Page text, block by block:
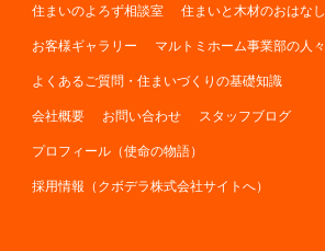
住まいのよろず相談室 住まいと木材のおはなし
お客様ギャラリー マルトミホーム事業部の人々
よくあるご質問・住まいづくりの基礎知識
会社概要 お問い合わせ スタッフブログ
プロフィール（使命の物語）
採用情報（クボデラ株式会社サイトへ）